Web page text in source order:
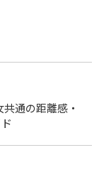
通の距離感・